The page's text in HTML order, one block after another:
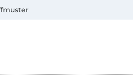
Kauf auf Rechnung,